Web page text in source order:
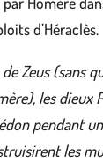
d’Héraclès.
Zeus (sans
les dieux
pendant
les